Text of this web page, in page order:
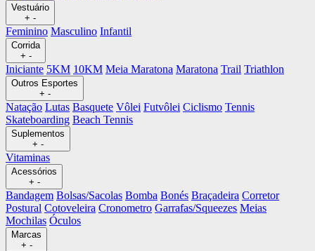
Vestuário
+ -
Feminino Masculino Infantil
Corrida
+ -
Iniciante 5KM 10KM Meia Maratona Maratona Trail Triathlon
Outros Esportes
+ -
Natação Lutas Basquete Vôlei Futvôlei Ciclismo Tennis
Skateboarding Beach Tennis
Suplementos
+ -
Vitaminas
Acessórios
+ -
Bandagem Bolsas/Sacolas Bomba Bonés Braçadeira Corretor
Postural Cotoveleira Cronometro Garrafas/Squeezes Meias
Mochilas Óculos
Marcas
+ -